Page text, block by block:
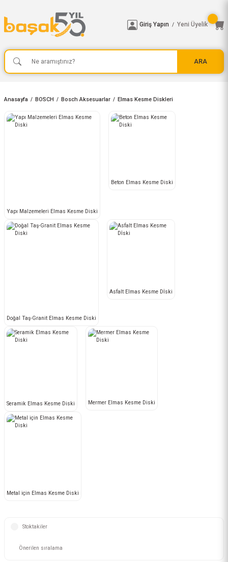
ARA
Giriş Yapın / Yeni Üyelik
Anasayfa BOSCH Bosch Aksesuarlar Elmas Kesme Diskleri
Yapı Malzemeleri Elmas Kesme Diski
Beton Elmas Kesme Diski
Doğal Taş-Granit Elmas Kesme Diski
Asfalt Elmas Kesme Dİski
Seramik Elmas Kesme Diski Mermer Elmas Kesme Diski
Metal için Elmas Kesme Diski
Stoktakiler